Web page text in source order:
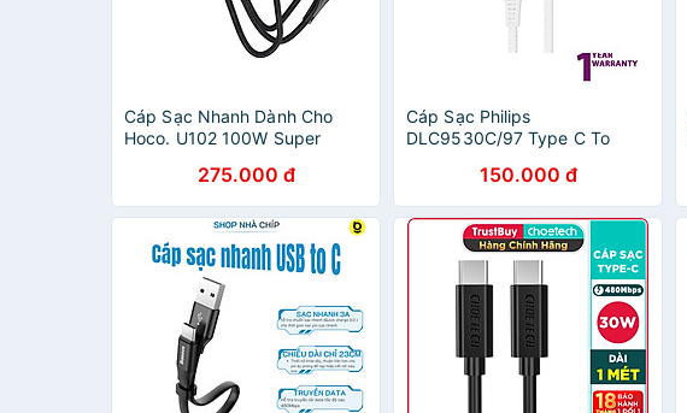
Cáp Sạc Nhanh Dành Cho
Hoco. U102 100W Super
Dài 1.5m Dây Dù Siêu Bền
Hàng Chính Hãng
275.000 đ
Cáp Sạc Philips
DLC9530C/97 Type C To
150.000 đ